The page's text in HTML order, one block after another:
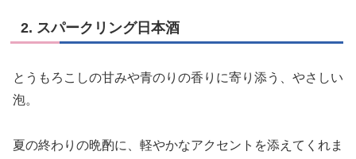
2. スパークリング日本酒
とうもろこしの甘みや青のりの香りに寄り添う、やさしい
泡。
夏の終わりの晩酌に、軽やかなアクセントを添えてくれま